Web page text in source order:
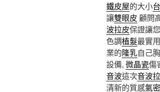
鐵皮屋的大小
讓雙眼皮 顧問
波拉皮保證讓
色調植髮最實
業的隆乳自己
設備, 微晶瓷傷
音波這次音波
清新的質感氣